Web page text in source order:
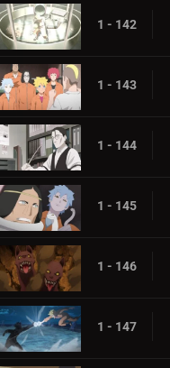
1 - 142
1 - 143
1 - 144
1 - 145
1 - 146
1 - 147